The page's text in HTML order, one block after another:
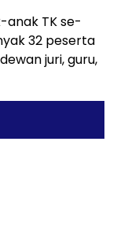
anak TK se-
32 peserta
juri, guru,